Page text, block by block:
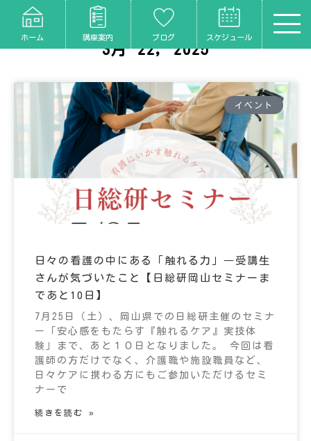
ホーム 講座案内 ブログ スケジュール
3月 22, 2025
イベント
日々の看護の中にある「触れる力」―受講生
さんが気づいたこと【日総研岡山セミナーま
であと10日】
7月25日（土）、岡山県での日総研主催のセミナ
ー「安心感をもたらす『触れるケア』実技体
験」まで、あと１０日となりました。 今回は看
護師の方だけでなく、介護職や施設職員など、
日々ケアに携わる方にもご参加いただけるセミ
ナーで
続きを読む »